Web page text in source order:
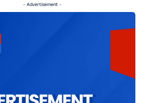
- Advertisement -